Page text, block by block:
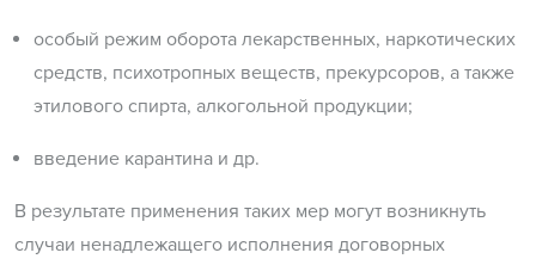
особый режим оборота лекарственных, наркотических
средств, психотропных веществ, прекурсоров, а также
этилового спирта, алкогольной продукции;
введение карантина и др.
В результате применения таких мер могут возникнуть
случаи ненадлежащего исполнения договорных